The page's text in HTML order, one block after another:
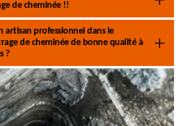
de cheminée !!
artisan professionnel dans le
de cheminée de bonne qualité à
?